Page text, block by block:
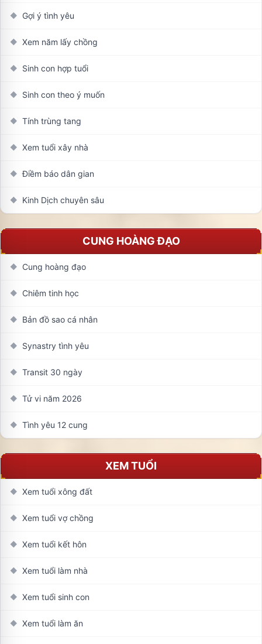
◆ Gợi ý tình yêu
◆ Xem năm lấy chồng
◆ Sinh con hợp tuổi
◆ Sinh con theo ý muốn
◆ Tính trùng tang
◆ Xem tuổi xây nhà
◆ Điềm báo dân gian
◆ Kinh Dịch chuyên sâu
CUNG HOÀNG ĐẠO
◆ Cung hoàng đạo
◆ Chiêm tinh học
◆ Bản đồ sao cá nhân
◆ Synastry tình yêu
◆ Transit 30 ngày
◆ Tử vi năm 2026
◆ Tình yêu 12 cung
XEM TUỔI
◆ Xem tuổi xông đất
◆ Xem tuổi vợ chồng
◆ Xem tuổi kết hôn
◆ Xem tuổi làm nhà
◆ Xem tuổi sinh con
◆ Xem tuổi làm ăn